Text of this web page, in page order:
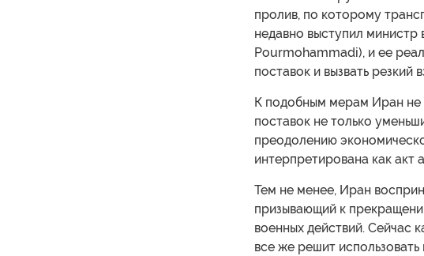
пролив, по которому
недавно выступил
Pourmohammadi), и ее
поставок и вызвать резкий
К подобным мерам Иран не
поставок не только
преодолению
интерпретирована как акт
Тем не менее, Иран
призывающий к
военных действий. Сейчас
все же решит